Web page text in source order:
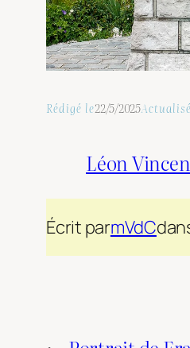
Rédigé le22/5/2025
Léon
Écrit parmVdC